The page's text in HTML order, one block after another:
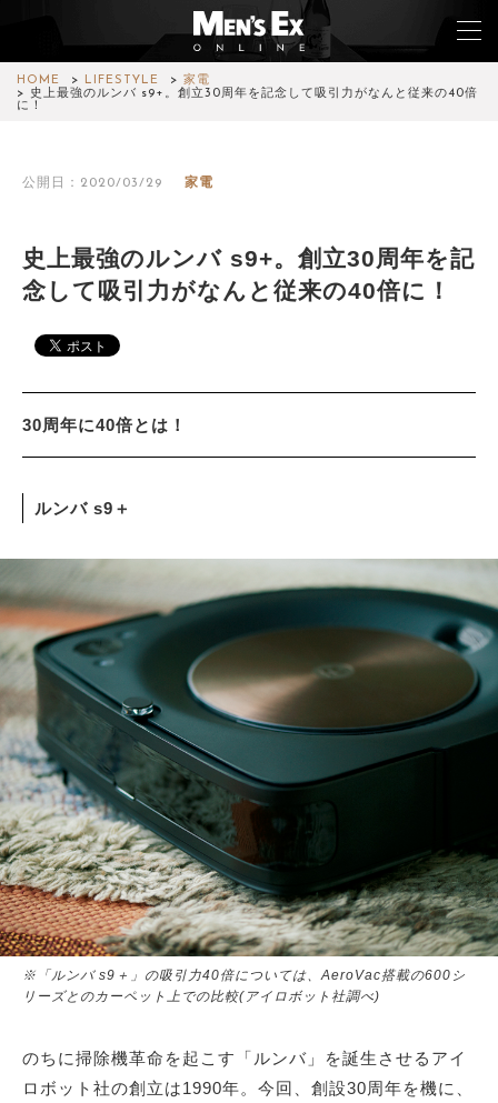
HOME LIFESTYLE
家電
史上最強のルンバ s9+。創立30周年を記念して吸引力がなんと従来の40倍
に！
公開日：2020/03/29 家電
史上最強のルンバ s9+。創立30周年を記
念して吸引力がなんと従来の40倍に！
30周年に40倍とは！
ルンバ s9＋
※「ルンバ s9＋」の吸引力40倍については、AeroVac搭載の600シ
リーズとのカーペット上での比較(アイロボット社調べ)
のちに掃除機革命を起こす「ルンバ」を誕生させるアイ
ロボット社の創立は1990年。今回、創設30周年を機に、
FASHION
WATCH
CAR&BIKE
LIFESTYLE
COLUMN
ABOUT SITE
サイトマップ